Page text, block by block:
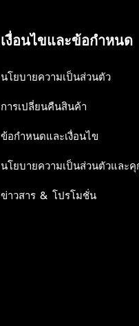
เงื่อนไขและข้อกำหนด
นโยบายความเป็นส่วนตัว
การเปลี่ยนคืนสินค้า
ข้อกำหนดและเงื่อนไข
นโยบายความเป็นส่วนตัวและคุ
ข่าวสาร & โปรโมชั่น